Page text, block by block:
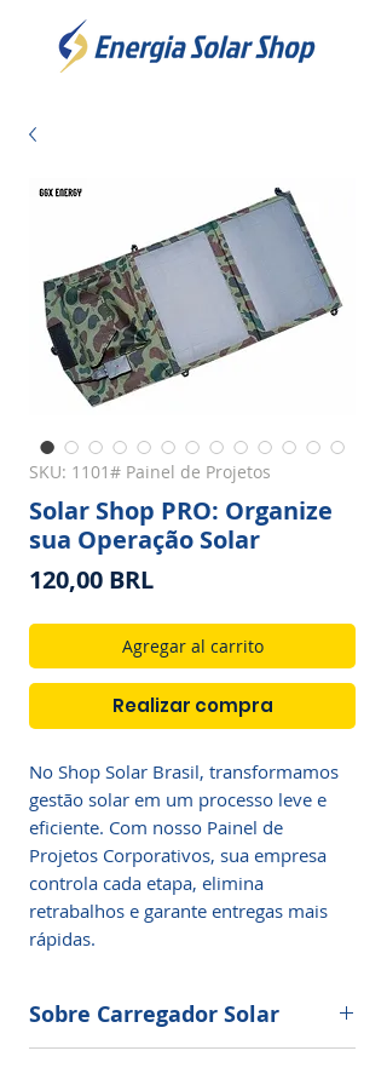
SKU: 1101# Painel de Projetos
Solar Shop PRO: Organize
sua Operação Solar
120,00 BRLPrecio
Agregar al carrito
Realizar compra
No Shop Solar Brasil, transformamos
gestão solar em um processo leve e
eficiente. Com nosso Painel de
Projetos Corporativos, sua empresa
controla cada etapa, elimina
retrabalhos e garante entregas mais
rápidas.
Sobre Carregador Solar